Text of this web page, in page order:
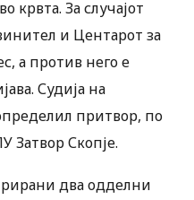
крвта. За случајот
и Центарот за
а против него е
Судија на
притвор, по
Затвор Скопје.
два одделни